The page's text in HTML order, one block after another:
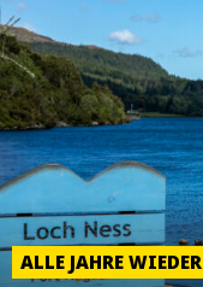
ALLE JAHRE WIEDER